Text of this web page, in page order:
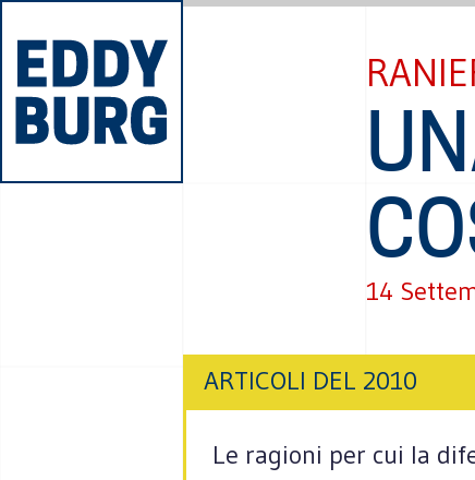
14
ARTICOLI DEL 2010
Le ragioni per cui la